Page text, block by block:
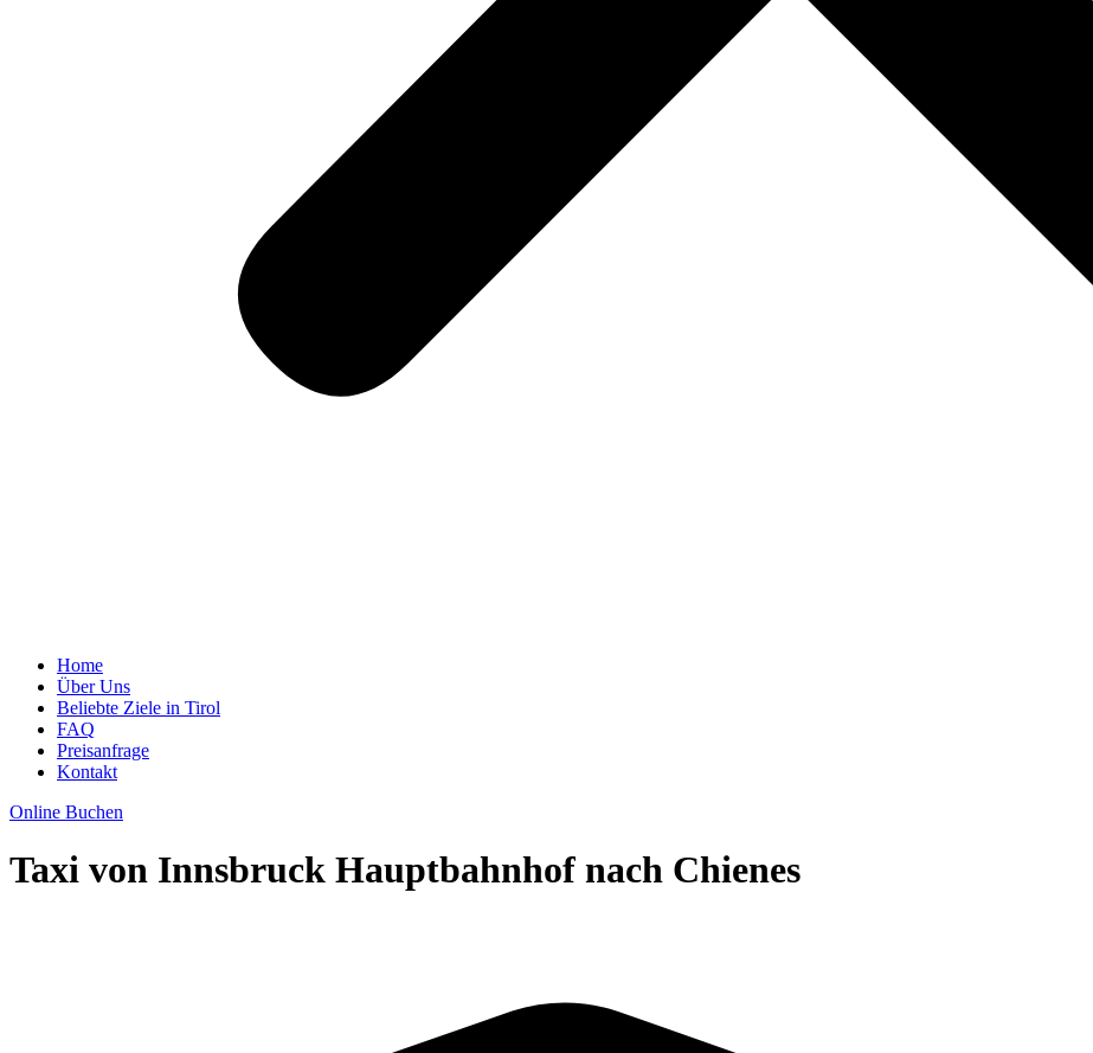
Home
Über Uns
Beliebte Ziele in Tirol
FAQ
Preisanfrage
Kontakt
Online Buchen
Taxi von Innsbruck Hauptbahnhof nach Chienes